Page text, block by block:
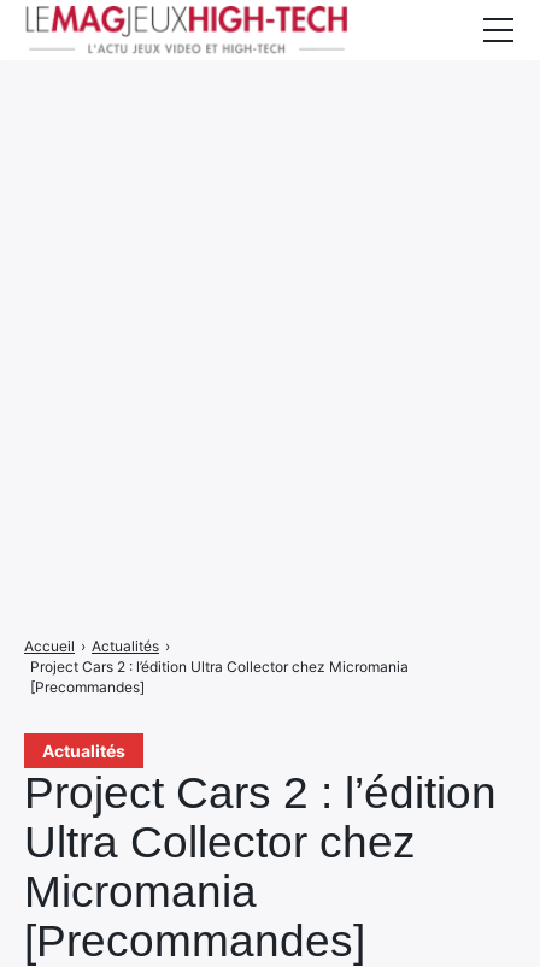
Actualités
Project Cars 2 : l’édition
Ultra Collector chez
Micromania
[Precommandes]
Accueil › Actualités ›
Project Cars 2 : l’édition Ultra Collector chez Micromania
[Precommandes]